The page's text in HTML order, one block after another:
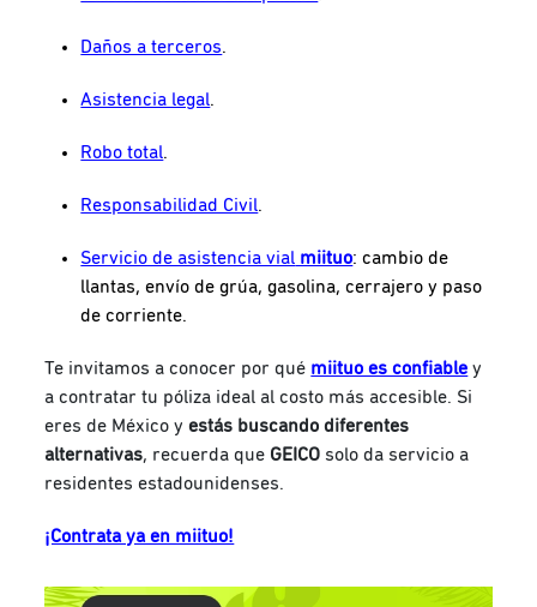
Daños a terceros.
Asistencia legal.
Robo total.
Responsabilidad Civil.
Servicio de asistencia vial miituo: cambio de
llantas, envío de grúa, gasolina, cerrajero y paso
de corriente.
Te invitamos a conocer por qué miituo es confiable y
a contratar tu póliza ideal al costo más accesible. Si
eres de México yestás buscando diferentes
alternativas, recuerda que GEICOsolo da servicio a
residentes estadounidenses.
¡Contrata ya en miituo!